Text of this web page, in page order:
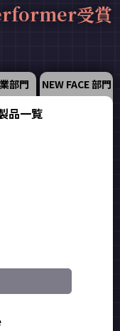
受賞
部門 NEW FACE 部門
品一覧